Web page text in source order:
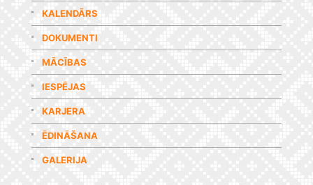
KALENDĀRS
DOKUMENTI
MĀCĪBAS
IESPĒJAS
KARJERA
ĒDINĀŠANA
GALERIJA